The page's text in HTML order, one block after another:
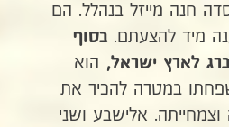
חנה מייזל בנהלל. הם
מיד להצעתם.בסוף
לארץ ישראל, הוא
במטרה להכיר את
אלישבע ושני